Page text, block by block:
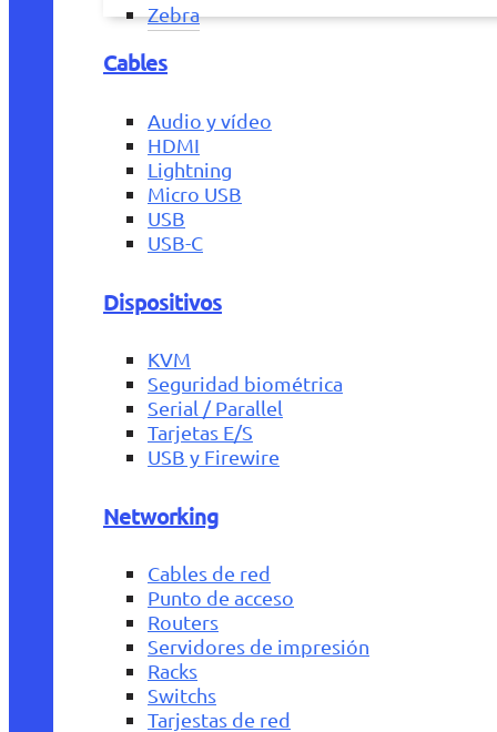
Zebra
Cables
Audio y vídeo
HDMI
Lightning
Micro USB
USB
USB-C
Dispositivos
KVM
Seguridad biométrica
Serial / Parallel
Tarjetas E/S
USB y Firewire
Networking
Cables de red
Punto de acceso
Routers
Servidores de impresión
Racks
Switchs
Tarjestas de red